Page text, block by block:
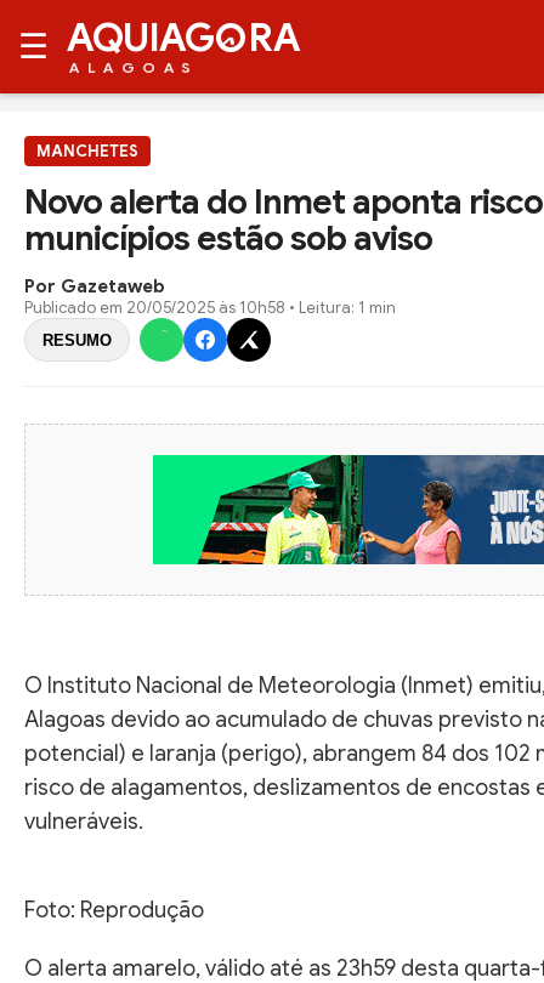
☰ AQUIAG RA
ALAGOAS
MANCHETES
Novo alerta do Inmet aponta
municípios estão sob aviso
Por Gazetaweb
Publicado em 20/05/2025 às 10h58 • Leitura: 1 min
RESUMO
O Instituto Nacional de Meteorologia (Inmet)
Alagoas devido ao acumulado de chuvas previsto
potencial) e laranja (perigo), abrangem 84 dos
risco de alagamentos, deslizamentos de
vulneráveis.
Foto: Reprodução
O alerta amarelo, válido até as 23h59 desta